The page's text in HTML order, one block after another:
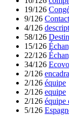
19/126
9/126 Contact
4/126
58/126
15/126
22/126
34/126
2/126
2/126 équipe
2/126 equipe
2/126 équipe
5/126